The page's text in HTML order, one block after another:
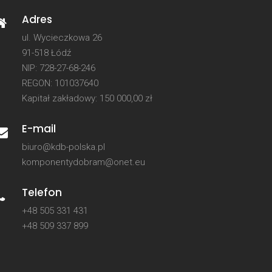
Adres
ul. Wycieczkowa 26
91-518 Łódź
NIP: 728-27-68-246
REGON: 101037640
Kapitał zakładowy: 150 000,00 zł
E-mail
biuro@kdb-polska.pl
komponentydobram@onet.eu
Telefon
+48 505 331 431
+48 509 337 899